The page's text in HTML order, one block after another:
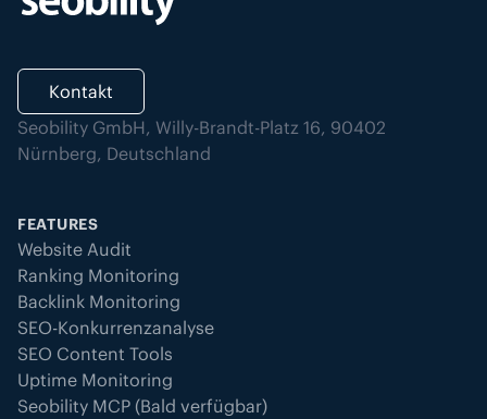
Kontakt
Seobility GmbH, Willy-Brandt-Platz 16, 90402
Nürnberg, Deutschland
FEATURES
Website Audit
Ranking Monitoring
Backlink Monitoring
SEO-Konkurrenzanalyse
SEO Content Tools
Uptime Monitoring
Seobility MCP (Bald verfügbar)